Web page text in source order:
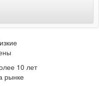
10 лет
рынке